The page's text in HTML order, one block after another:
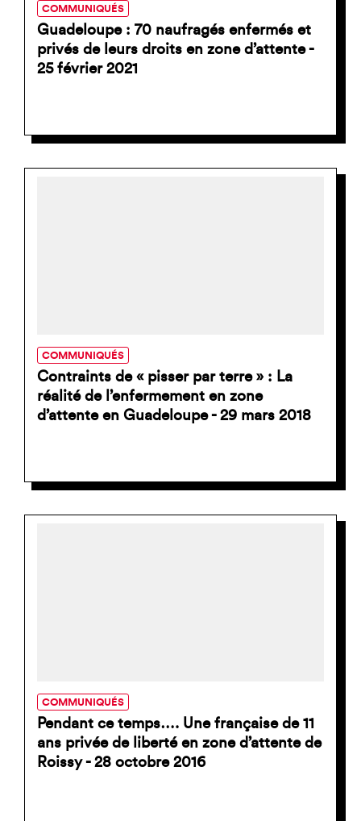
COMMUNIQUÉS
Guadeloupe : 70 naufragés enfermés et
privés de leurs droits en zone d’attente -
25 février 2021
COMMUNIQUÉS
Contraints de « pisser par terre » : La
réalité de l’enfermement en zone
d’attente en Guadeloupe - 29 mars 2018
COMMUNIQUÉS
Pendant ce temps…. Une française de 11
ans privée de liberté en zone d’attente de
Roissy - 28 octobre 2016